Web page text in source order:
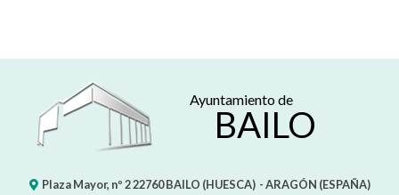
Ayuntamiento de
BAILO
Plaza Mayor, nº 222760 BAILO (HUESCA) - ARAGÓN (ESPAÑA)